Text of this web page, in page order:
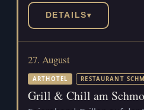
DETAILS▾
27. August
ARTHOTEL RESTAURANT
Grill & Chill am